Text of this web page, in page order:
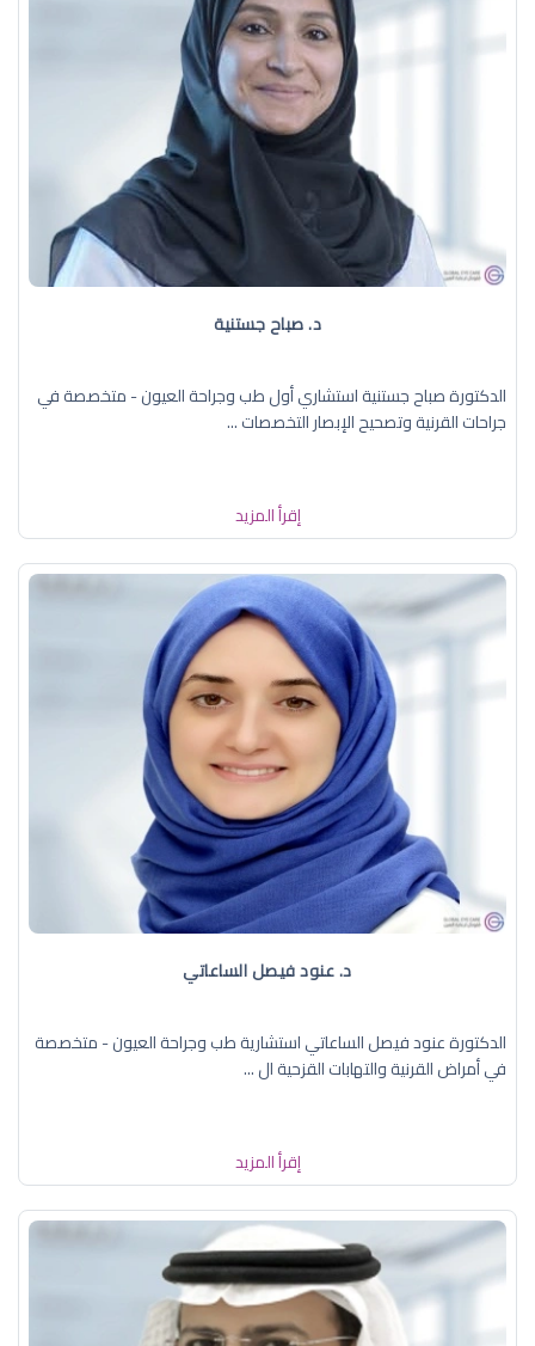
د. صباح جستنية
الدكتورة صباح جستنية استشاري أول طب وجراحة العيون - متخصصة في
جراحات القرنية وتصحيح الإبصار التخصصات ...
إقرأ المزيد
د. عنود فيصل الساعاتي
الدكتورة عنود فيصل الساعاتي استشارية طب وجراحة العيون - متخصصة
في أمراض القرنية والتهابات القزحية ال ...
إقرأ المزيد